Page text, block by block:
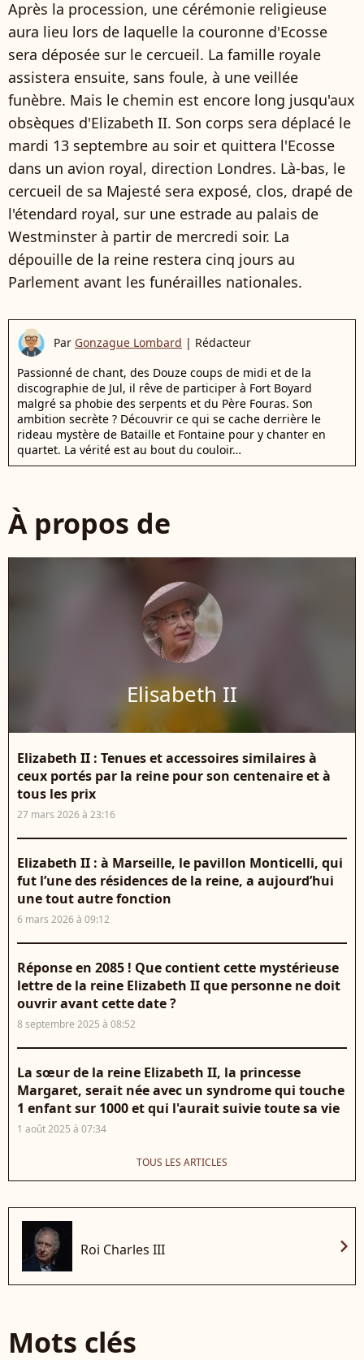
Après la procession, une cérémonie religieuse
aura lieu lors de laquelle la couronne d'Ecosse
sera déposée sur le cercueil. La famille royale
assistera ensuite, sans foule, à une veillée
funèbre. Mais le chemin est encore long jusqu'aux
obsèques d'Elizabeth II. Son corps sera déplacé le
mardi 13 septembre au soir et quittera l'Ecosse
dans un avion royal, direction Londres. Là-bas, le
cercueil de sa Majesté sera exposé, clos, drapé de
l'étendard royal, sur une estrade au palais de
Westminster à partir de mercredi soir. La
dépouille de la reine restera cinq jours au
Parlement avant les funérailles nationales.
Par Gonzague Lombard | Rédacteur
Passionné de chant, des Douze coups de midi et de la
discographie de Jul, il rêve de participer à Fort Boyard
malgré sa phobie des serpents et du Père Fouras. Son
ambition secrète ? Découvrir ce qui se cache derrière le
rideau mystère de Bataille et Fontaine pour y chanter en
quartet. La vérité est au bout du couloir…
À propos de
Elisabeth II
Elizabeth II : Tenues et accessoires similaires à
ceux portés par la reine pour son centenaire et à
tous les prix
27 mars 2026 à 23:16
Elizabeth II : à Marseille, le pavillon Monticelli, qui
fut l’une des résidences de la reine, a aujourd’hui
une tout autre fonction
6 mars 2026 à 09:12
Réponse en 2085 ! Que contient cette mystérieuse
lettre de la reine Elizabeth II que personne ne doit
ouvrir avant cette date ?
8 septembre 2025 à 08:52
La sœur de la reine Elizabeth II, la princesse
Margaret, serait née avec un syndrome qui touche
1 enfant sur 1000 et qui l'aurait suivie toute sa vie
1 août 2025 à 07:34
TOUS LES ARTICLES
Roi Charles III chevron_right
Mots clés